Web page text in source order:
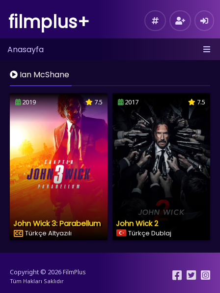
filmplus+
Anasayfa
Ian McShane
2019 7.5
John Wick 3: Parabellum
Türkçe Altyazılı
2017 7.5
John Wick 2
Türkçe Dublaj
Copyright © 2026FilmPlus
Tüm Hakları Saklıdır